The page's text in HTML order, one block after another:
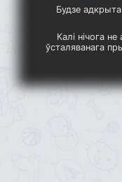
Будзе
Калі нічога
ўсталяванага